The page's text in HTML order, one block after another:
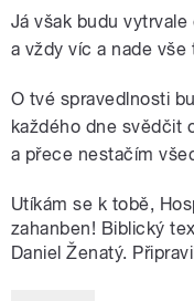
Já však budu vytrvale
a vždy víc a nade vše
O tvé spravedlnosti
každého dne svědčit
a přece nestačím
Utíkám se k tobě,
zahanben! Biblický
Daniel Ženatý.